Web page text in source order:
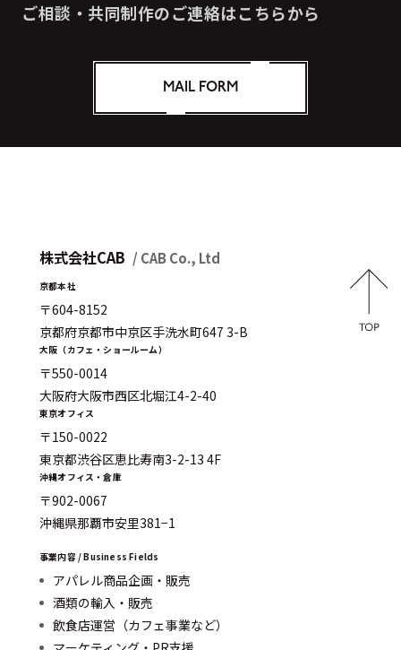
ご相談・共同制作のご連絡はこちらから
MAIL FORM
株式会社CAB / CAB Co., Ltd
京都本社
〒604-8152
京都府京都市中京区手洗水町647 3-B
大阪（カフェ・ショールーム）
〒550-0014
大阪府大阪市西区北堀江4-2-40
東京オフィス
〒150-0022
東京都渋谷区恵比寿南3-2-13 4F
沖縄オフィス・倉庫
〒902-0067
沖縄県那覇市安里381−1
事業内容 / Business Fields
アパレル商品企画・販売
酒類の輸入・販売
飲食店運営（カフェ事業など）